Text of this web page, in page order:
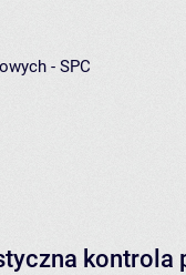
- SPC
kontrola